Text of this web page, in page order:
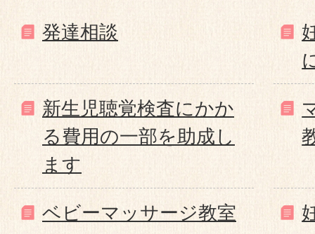
発達相談
新生児聴覚検査にかか
る費用の一部を助成し
ます
ベビーマッサージ教室